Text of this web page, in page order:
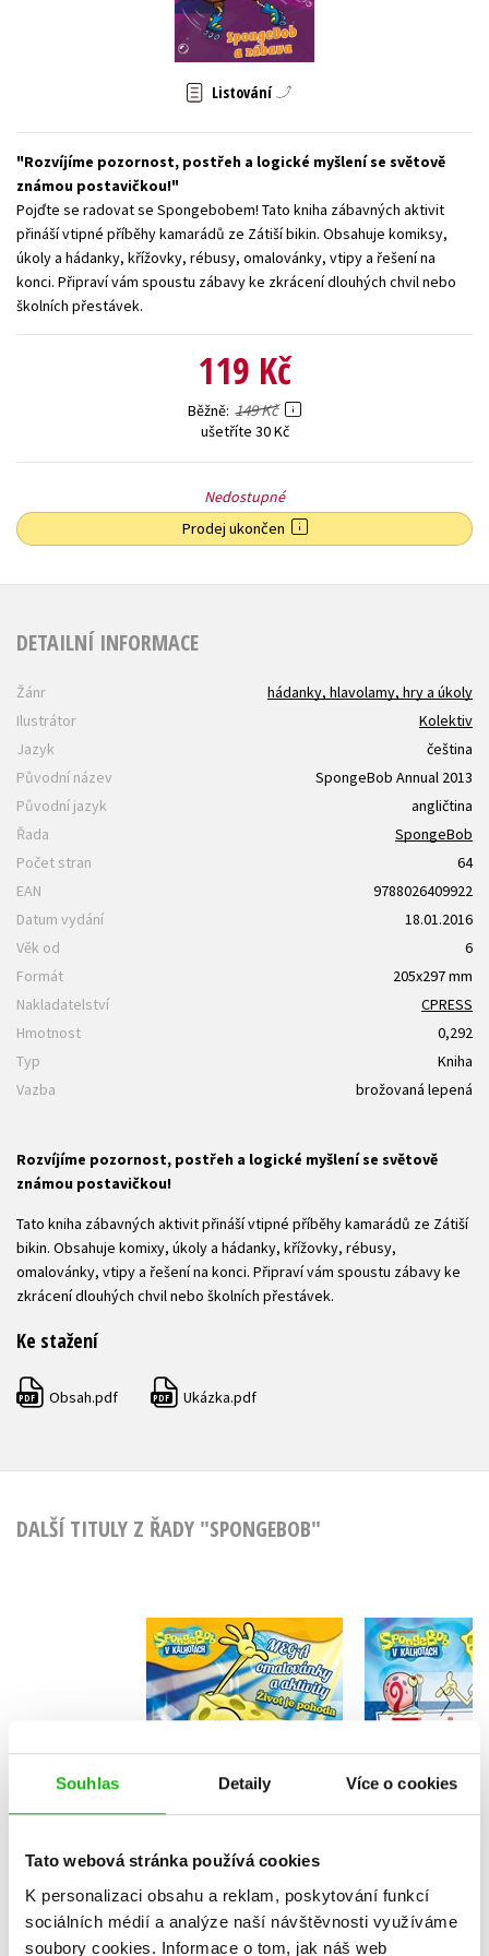
Souhlas Detaily Více o cookies
Tato webová stránka používá cookies
K personalizaci obsahu a reklam, poskytování funkcí
sociálních médií a analýze naší návštěvnosti využíváme
soubory cookies. Informace o tom, jak náš web
Zahraniční literatura
Všechny tituly
Listování
Rozvíjíme pozornost, postřeh a logické myšlení se světově
známou postavičkou!
Pojďte se radovat se Spongebobem! Tato kniha zábavných aktivit
přináší vtipné příběhy kamarádů ze Zátiší bikin. Obsahuje komiksy,
úkoly a hádanky, křížovky, rébusy, omalovánky, vtipy a řešení na
konci. Připraví vám spoustu zábavy ke zkrácení dlouhých chvil nebo
školních přestávek.
119 Kč
Běžně 149 Kč
ušetříte 30 Kč
Nedostupné
Prodej ukončen
DETAILNÍ INFORMACE
Žánr
hádanky, hlavolamy, hry a úkoly
Ilustrátor
Kolektiv
Jazyk
čeština
Původní název
SpongeBob Annual 2013
Původní jazyk
angličtina
Řada
SpongeBob
Počet stran
64
EAN
9788026409922
Datum vydání
18.01.2016
Věk od
6
Formát
205x297 mm
Nakladatelství
CPRESS
Hmotnost
0,292
Typ
Kniha
Vazba
brožovaná lepená
Rozvíjíme pozornost, postřeh a logické myšlení se světově
známou postavičkou!
Tato kniha zábavných aktivit přináší vtipné příběhy kamarádů ze Zátiší
bikin. Obsahuje komixy, úkoly a hádanky, křížovky, rébusy,
omalovánky, vtipy a řešení na konci. Připraví vám spoustu zábavy ke
zkrácení dlouhých chvil nebo školních přestávek.
Ke stažení
PDF Obsah.pdf PDF Ukázka.pdf
DALŠÍ TITULY Z ŘADY "SPONGEBOB"
SpongeBob - Mega
omalovánky a
aktivity - Život je
pohoda
Kolektiv
Do košíku
179 Kč
143 Kč
5minutové
319 Kč